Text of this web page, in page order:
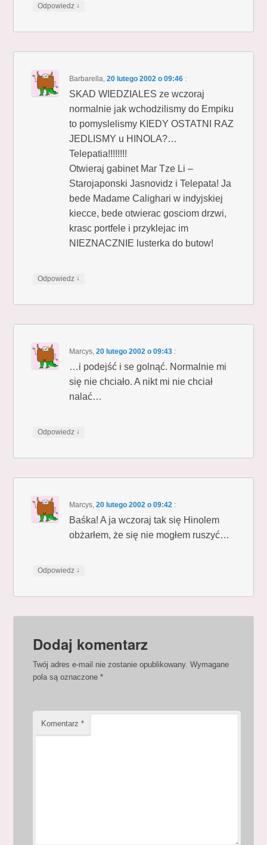
Odpowiedz ↓
Barbarella,20 lutego 2002 o 09:46 :
SKAD WIEDZIALES ze wczoraj
normalnie jak wchodzilismy do Empiku
to pomyslelismy KIEDY OSTATNI RAZ
JEDLISMY u HINOLA?…
Telepatia!!!!!!!!
Otwieraj gabinet Mar Tze Li –
Starojaponski Jasnovidz i Telepata! Ja
bede Madame Calighari w indyjskiej
kiecce, bede otwierac gosciom drzwi,
krasc portfele i przyklejac im
NIEZNACZNIE lusterka do butow!
Odpowiedz ↓
Marcys,20 lutego 2002 o 09:43 :
…i podejść i se golnąć. Normalnie mi
się nie chciało. A nikt mi nie chciał
nalać…
Odpowiedz ↓
Marcys,20 lutego 2002 o 09:42 :
Baśka! A ja wczoraj tak się Hinolem
obżarłem, że się nie mogłem ruszyć…
Odpowiedz ↓
Dodaj komentarz
Twój adres e-mail nie zostanie opublikowany. Wymagane
pola są oznaczone*
Komentarz*